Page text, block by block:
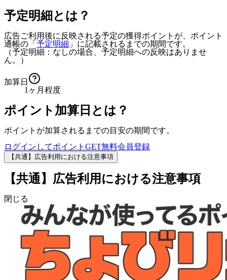
予定明細とは？
広告ご利用後に反映される予定の獲得ポイントが、ポイント
通帳の「 予定明細 」に記載されるまでの期間です。
（予定明細：なしの場合、予定明細への反映はありませ
ん。）
加算日
1ヶ月程度
ポイント加算日とは？
ポイントが加算されるまでの目安の期間です。
ログインしてポイントGET無料会員登録
【共通】広告利用における注意事項
【共通】広告利用における注意事項
閉じる